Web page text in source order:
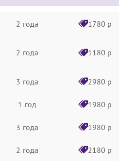
2 года 1780 р
2 года 1180 р
3 года 2980 р
1 год 1980 р
3 года 1980 р
2 года 2180 р